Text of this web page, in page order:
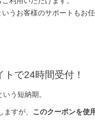
うお客様のサポートもお任
で24時間受付！
う短納期。
すが、 このクーポンを使